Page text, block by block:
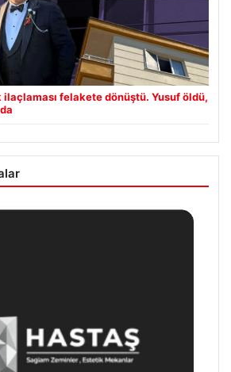
ilaçlaması felakete dönüştü. Yusuf öldü,